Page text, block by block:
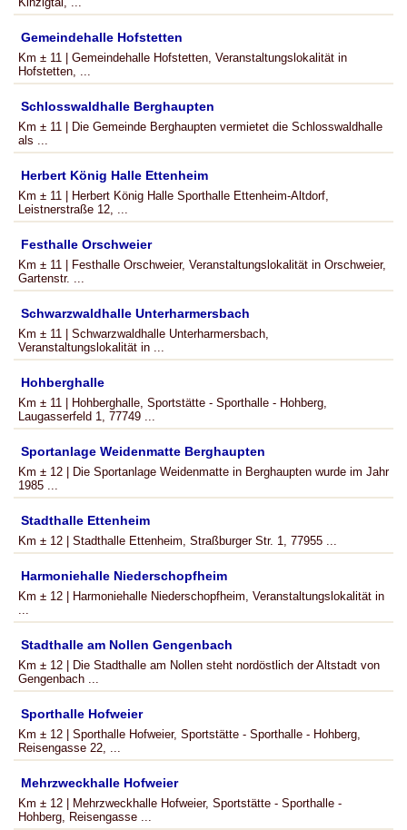
Gemeindehalle Hofstetten
Km ± 11 | Gemeindehalle Hofstetten, Veranstaltungslokalität in
Hofstetten, ...
Schlosswaldhalle Berghaupten
Km ± 11 | Die Gemeinde Berghaupten vermietet die Schlosswaldhalle
als ...
Herbert König Halle Ettenheim
Km ± 11 | Herbert König Halle Sporthalle Ettenheim-Altdorf,
Leistnerstraße 12, ...
Festhalle Orschweier
Km ± 11 | Festhalle Orschweier, Veranstaltungslokalität in Orschweier,
Gartenstr. ...
Schwarzwaldhalle Unterharmersbach
Km ± 11 | Schwarzwaldhalle Unterharmersbach,
Veranstaltungslokalität in ...
Hohberghalle
Km ± 11 | Hohberghalle, Sportstätte - Sporthalle - Hohberg,
Laugasserfeld 1, 77749 ...
Sportanlage Weidenmatte Berghaupten
Km ± 12 | Die Sportanlage Weidenmatte in Berghaupten wurde im Jahr
1985 ...
Stadthalle Ettenheim
Km ± 12 | Stadthalle Ettenheim, Straßburger Str. 1, 77955 ...
Harmoniehalle Niederschopfheim
Km ± 12 | Harmoniehalle Niederschopfheim, Veranstaltungslokalität in
...
Stadthalle am Nollen Gengenbach
Km ± 12 | Die Stadthalle am Nollen steht nordöstlich der Altstadt von
Gengenbach ...
Sporthalle Hofweier
Km ± 12 | Sporthalle Hofweier, Sportstätte - Sporthalle - Hohberg,
Reisengasse 22, ...
Mehrzweckhalle Hofweier
Km ± 12 | Mehrzweckhalle Hofweier, Sportstätte - Sporthalle -
Hohberg, Reisengasse ...